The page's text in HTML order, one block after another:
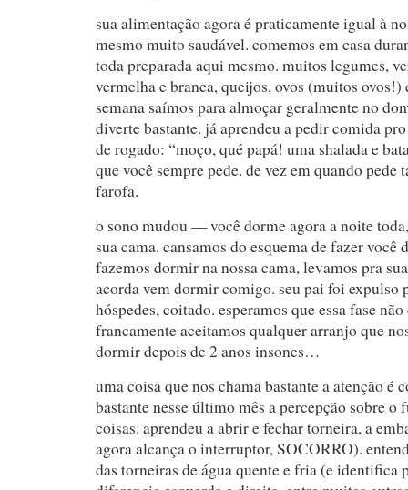
sua alimentação agora é praticamente igual à
mesmo muito saudável. comemos em casa
toda preparada aqui mesmo. muitos legumes,
vermelha e branca, queijos, ovos (muitos ovos!)
semana saímos para almoçar geralmente no
diverte bastante. já aprendeu a pedir comida
de rogado: “moço, qué papá! uma shalada e
que você sempre pede. de vez em quando
farofa.
o sono mudou — você dorme agora a noite
sua cama. cansamos do esquema de fazer você
fazemos dormir na nossa cama, levamos pra
acorda vem dormir comigo. seu pai foi expulso
hóspedes, coitado. esperamos que essa fase
francamente aceitamos qualquer arranjo que
dormir depois de 2 anos insones…
uma coisa que nos chama bastante a atenção é
bastante nesse último mês a percepção sobre o
coisas. aprendeu a abrir e fechar torneira, a
agora alcança o interruptor, SOCORRO).
das torneiras de água quente e fria (e